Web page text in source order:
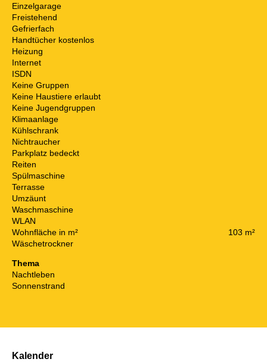
Einzelgarage
Freistehend
Gefrierfach
Handtücher kostenlos
Heizung
Internet
ISDN
Keine Gruppen
Keine Haustiere erlaubt
Keine Jugendgruppen
Klimaanlage
Kühlschrank
Nichtraucher
Parkplatz bedeckt
Reiten
Spülmaschine
Terrasse
Umzäunt
Waschmaschine
WLAN
Wohnfläche in m²
103 m²
Wäschetrockner
Thema
Nachtleben
Sonnenstrand
Kalender